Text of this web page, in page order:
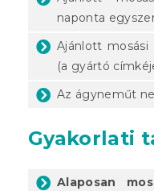
naponta
Ajánlott mosási
(a gyártó
Az ágyneműt
Gyakorlati
Alaposan